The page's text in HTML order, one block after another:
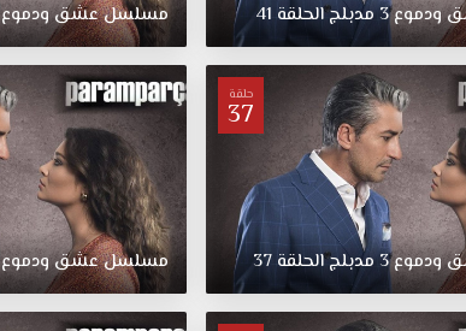
ودموع3 مدبلجالحلقة 41 مسلسلعشقودموع
حلقة
37
ودموع3 مدبلجالحلقة37 مسلسلعشقودموع